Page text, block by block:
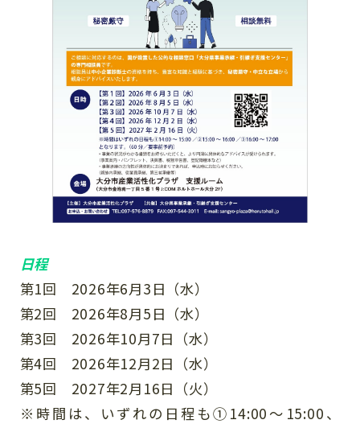
日程
第1回 2026年6月3日（水）
第2回 2026年8月5日（水）
第3回 2026年10月7日（水）
第4回 2026年12月2日（水）
第5回 2027年2月16日（火）
※時間は、いずれの日程も①14:00～15:00、